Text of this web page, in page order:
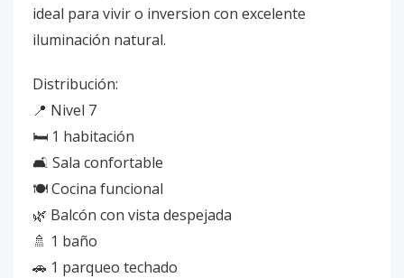
ideal para vivir o inversion con excelente
iluminación natural.
Distribución:
📍 Nivel 7
🛏 1 habitación
🛋 Sala confortable
🍽 Cocina funcional
🌿 Balcón con vista despejada
🚿 1 baño
🚗 1 parqueo techado